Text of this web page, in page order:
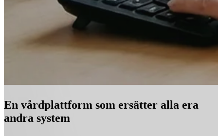
En vårdplattform som ersätter alla era
andra system